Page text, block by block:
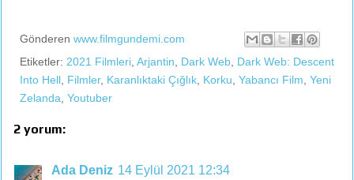
Gönderen www.filmgundemi.com
Etiketler: 2021 Filmleri Arjantin Dark Web Dark Web: Descent
Into Hell Filmler, Karanlıktaki Çığlık Korku Yabancı Film Yeni
Zelanda Youtuber
2 yorum:
Ada Deniz 14 Eylül 2021 12:34